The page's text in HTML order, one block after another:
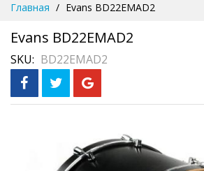
Content
Главная Evans BD22EMAD2
Evans BD22EMAD2
SKU BD22EMAD2